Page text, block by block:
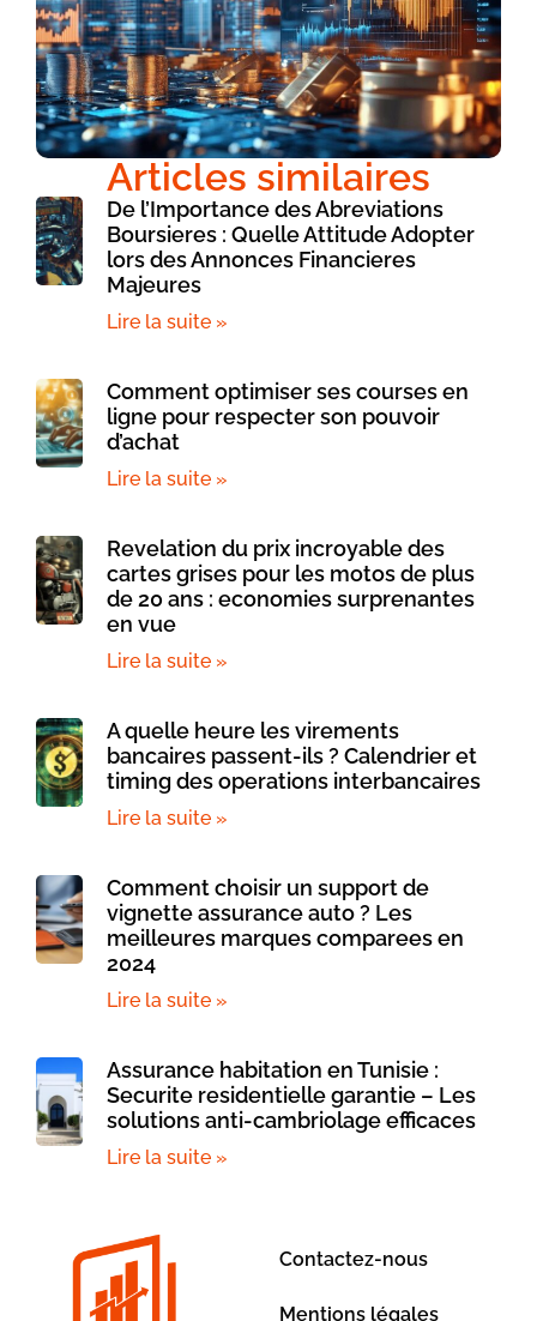
Articles similaires
De l’Importance des Abreviations
Boursieres : Quelle Attitude Adopter
lors des Annonces Financieres
Majeures
Lire la suite »
Comment optimiser ses courses en
ligne pour respecter son pouvoir
d’achat
Lire la suite »
Revelation du prix incroyable des
cartes grises pour les motos de plus
de 20 ans : economies surprenantes
en vue
Lire la suite »
A quelle heure les virements
bancaires passent-ils ? Calendrier et
timing des operations interbancaires
Lire la suite »
Comment choisir un support de
vignette assurance auto ? Les
meilleures marques comparees en
2024
Lire la suite »
Assurance habitation en Tunisie :
Securite residentielle garantie – Les
solutions anti-cambriolage efficaces
Lire la suite »
Contactez-nous
Mentions légales